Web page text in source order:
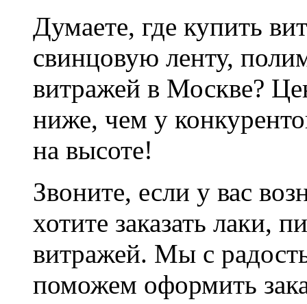
Думаете, где купить
свинцовую ленту,
витражей в Москве?
ниже, чем у
на высоте!
Звоните, если у вас
хотите заказать лаки,
витражей. Мы с
поможем оформить